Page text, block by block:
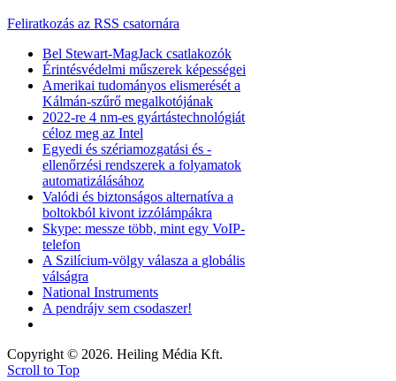
Feliratkozás az RSS csatornára
Bel Stewart-MagJack csatlakozók
Érintésvédelmi műszerek képességei
Amerikai tudományos elismerését a
Kálmán-szűrő megalkotójának
2022-re 4 nm-es gyártástechnológiát
céloz meg az Intel
Egyedi és szériamozgatási és -
ellenőrzési rendszerek a folyamatok
automatizálásához
Valódi és biztonságos alternatíva a
boltokból kivont izzólámpákra
Skype: messze több, mint egy VoIP-
telefon
A Szilícium-völgy válasza a globális
válságra
National Instruments
A pendrájv sem csodaszer!
Copyright © 2026. Heiling Média Kft.
Scroll to Top